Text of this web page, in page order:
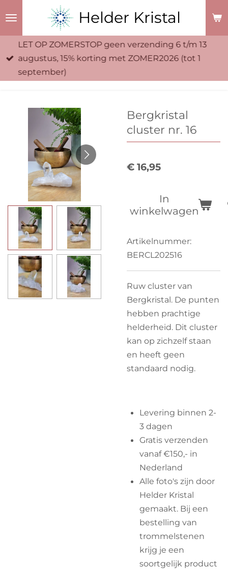
naar
Helder Kristal
LET OP ZOMERSTOP geen verzending 6 t/m 13
augustus, 15% korting met ZOMER2026 (tot 1
september)
Bergkristal
cluster nr. 16
€ 16,95
In
winkelwagen
Artikelnummer:
BERCL202516
Ruw cluster van
Bergkristal. De punten
hebben prachtige
helderheid. Dit cluster
kan op zichzelf staan
en heeft geen
standaard nodig.
Levering binnen 2-
3 dagen
Gratis verzenden
vanaf €150,- in
Nederland
Alle foto's zijn door
Helder Kristal
gemaakt. Bij een
bestelling van
trommelstenen
krijg je een
soortgelijk product